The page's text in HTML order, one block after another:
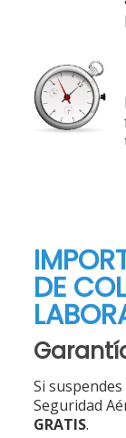
DE
Si
Seguridad
GRATIS.